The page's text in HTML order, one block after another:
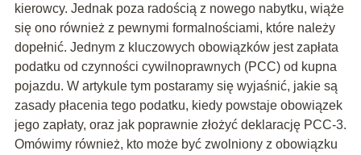
kierowcy. Jednak poza radością z nowego nabytku, wiąże
się ono również z pewnymi formalnościami, które należy
dopełnić. Jednym z kluczowych obowiązków jest zapłata
podatku od czynności cywilnoprawnych (PCC) od kupna
pojazdu. W artykule tym postaramy się wyjaśnić, jakie są
zasady płacenia tego podatku, kiedy powstaje obowiązek
jego zapłaty, oraz jak poprawnie złożyć deklarację PCC-3.
Omówimy również, kto może być zwolniony z obowiązku